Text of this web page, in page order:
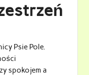
Psie Pole.
spokojem a